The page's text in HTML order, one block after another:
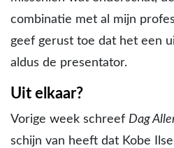
combinatie met al mijn
geef gerust toe dat het een
aldus de presentator.
Uit elkaar?
Vorige week schreef Dag
schijn van heeft dat Kobe